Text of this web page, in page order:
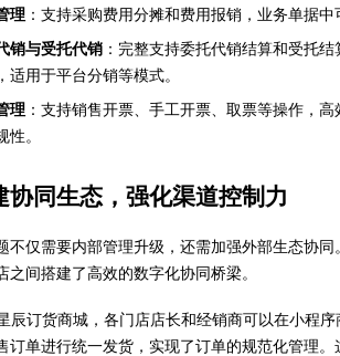
理 ：支持采购费用分摊和费用报销，业务单据
销与受托代销 ：完整支持委托代销结算和受托
适用于平台分销等模式。
理 ：支持销售开票、手工开票、取票等操作，
性。
协同生态，强化渠道控制力
不仅需要内部管理升级，还需加强外部生态协
之间搭建了高效的数字化协同桥梁。
辰订货商城，各门店店长和经销商可以在小程
订单进行统一发货，实现了订单的规范化管理